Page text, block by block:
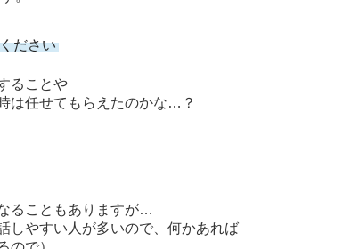
ださい
ることや
は任せてもらえたのかな…？
ることもありますが…
やすい人が多いので、何かあれば